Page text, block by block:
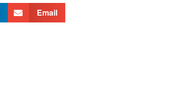
Email